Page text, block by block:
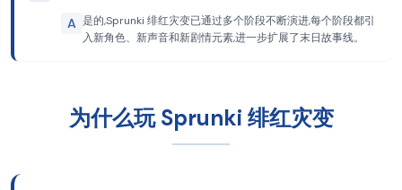
A 是的,Sprunki 绯红灾变已通过多个阶段不断演进,每个阶段都引
入新角色、新声音和新剧情元素,进一步扩展了末日故事线。
为什么玩 Sprunki 绯红灾变